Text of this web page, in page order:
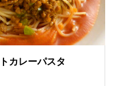
カレーパスタ